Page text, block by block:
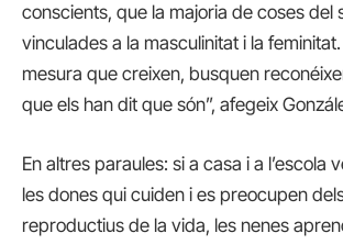
conscients, que la majoria de coses del
vinculades a la masculinitat i la feminitat.
mesura que creixen, busquen
que els han dit que són”, afegeix
En altres paraules: si a casa i a l’escola
les dones qui cuiden i es preocupen
reproductius de la vida, les nenes